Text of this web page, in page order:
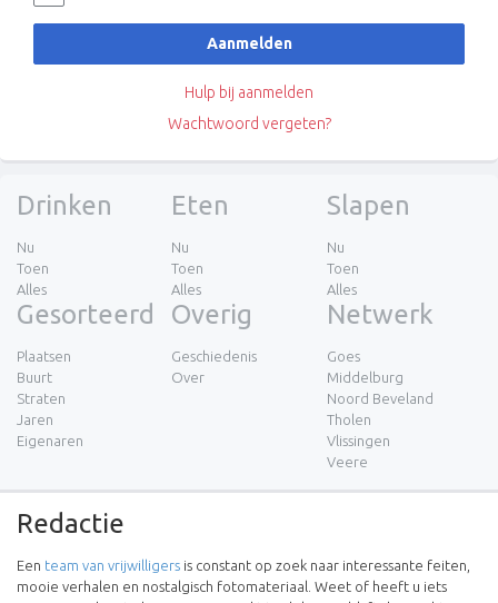
Aanmelden
Hulp bij aanmelden
Wachtwoord vergeten?
Drinken
Nu
Toen
Alles
Eten
Nu
Toen
Alles
Slapen
Nu
Toen
Alles
Gesorteerd
Plaatsen
Buurt
Straten
Jaren
Eigenaren
Overig
Geschiedenis
Over
Netwerk
Goes
Middelburg
Noord Beveland
Tholen
Vlissingen
Veere
Redactie
Een team van vrijwilligers is constant op zoek naar interessante feiten,
mooie verhalen en nostalgisch fotomateriaal. Weet of heeft u iets